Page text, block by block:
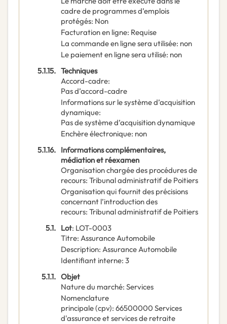
cadre de programmes d’emplois
protégés: Non
Facturation en ligne: Requise
La commande en ligne sera utilisée: non
Le paiement en ligne sera utilisé: non
5.1.15. Techniques
Accord-cadre:
Pas d’accord-cadre
Informations sur le système d’acquisition
dynamique:
Pas de système d’acquisition dynamique
Enchère électronique: non
5.1.16. Informations complémentaires,
médiation et réexamen
Organisation chargée des procédures de
recours: Tribunal administratif de Poitiers
Organisation qui fournit des précisions
concernant l’introduction des
recours: Tribunal administratif de Poitiers
5.1. Lot: LOT-0003
Titre: Assurance Automobile
Description: Assurance Automobile
Identifiant interne: 3
5.1.1. Objet
Nature du marché: Services
Nomenclature
principale(cpv): 66500000 Services
d'assurance et services de retraite